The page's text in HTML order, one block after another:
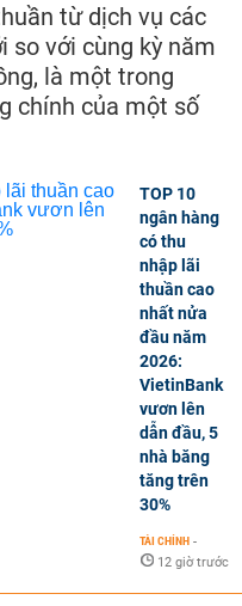
từ dịch vụ các
so với cùng kỳ năm
là một trong
chính của một số
TOP 10
ngân hàng
có thu
nhập lãi
thuần cao
nhất nửa
đầu năm
2026:
VietinBank
vươn lên
dẫn đầu, 5
nhà băng
tăng trên
30%
TÀI CHÍNH -
12 giờ trước